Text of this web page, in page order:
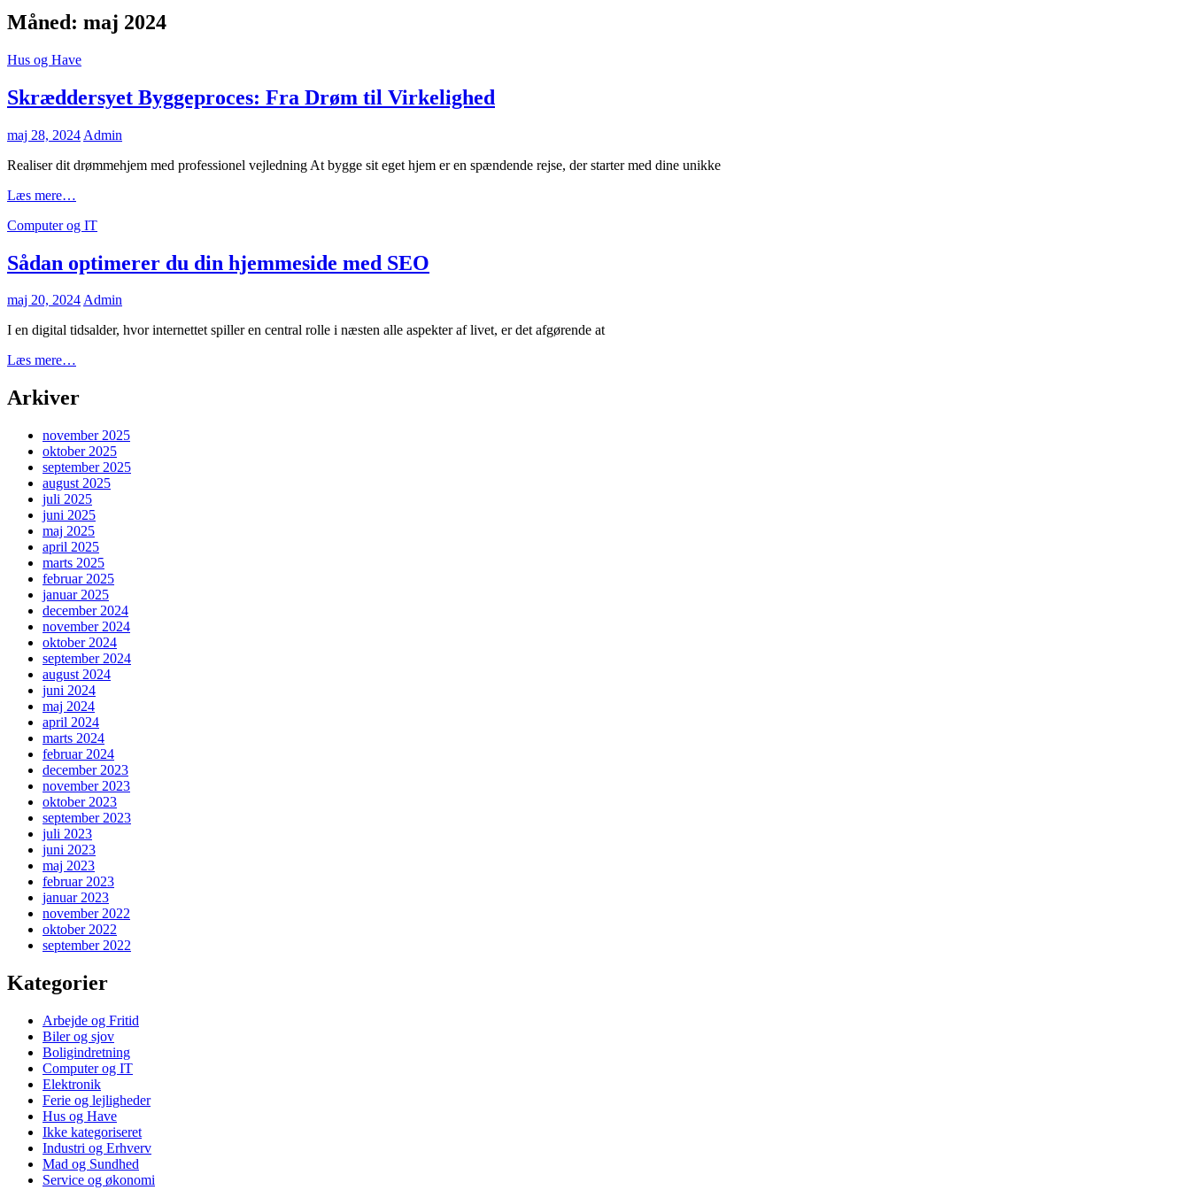
Måned: maj 2024
Cat
Hus og Have
Skræddersyet Byggeproces: Fra Drøm til Virkelighed
Posted
maj 28, 2024 Admin
Realiser dit drømmehjem med professionel vejledning At bygge sit eget hjem er en spændende rejse, der starter med dine unikke
Læs mere…
Fra
til
Virkelighed
Cat
Computer og IT
Sådan optimerer du din hjemmeside med SEO
Posted
maj 20, 2024Admin
I en digital tidsalder, hvor internettet spiller en central rolle i næsten alle aspekter af livet, er det afgørende at
Læs mere…
du
din
med
SEO
Arkiver
november 2025
oktober 2025
september 2025
august 2025
juli 2025
juni 2025
maj 2025
april 2025
marts 2025
februar 2025
januar 2025
december 2024
november 2024
oktober 2024
september 2024
august 2024
juni 2024
maj 2024
april 2024
marts 2024
februar 2024
december 2023
november 2023
oktober 2023
september 2023
juli 2023
juni 2023
maj 2023
februar 2023
januar 2023
november 2022
oktober 2022
september 2022
Kategorier
Arbejde og Fritid
Biler og sjov
Boligindretning
Computer og IT
Elektronik
Ferie og lejligheder
Hus og Have
Ikke kategoriseret
Industri og Erhverv
Mad og Sundhed
Service og økonomi